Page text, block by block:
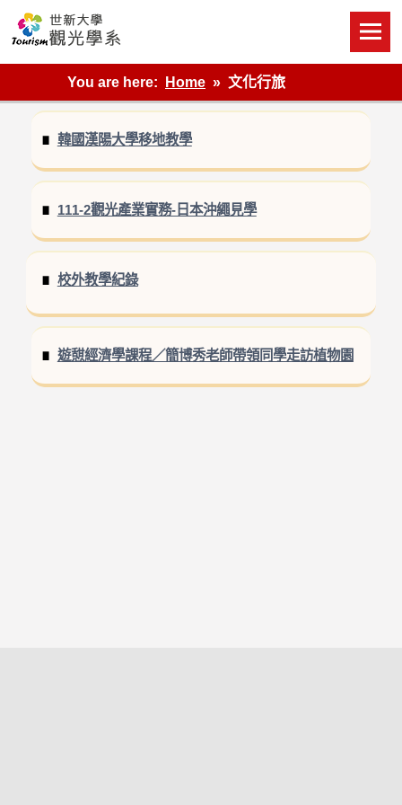
content
世新大學觀光學系網站
You are here:
Home 文化行旅
韓國漢陽大學移地教學
111-2觀光產業實務-日本沖繩見學
校外教學紀錄
遊憇經濟學課程／簡博秀老師帶領同學走訪植物園